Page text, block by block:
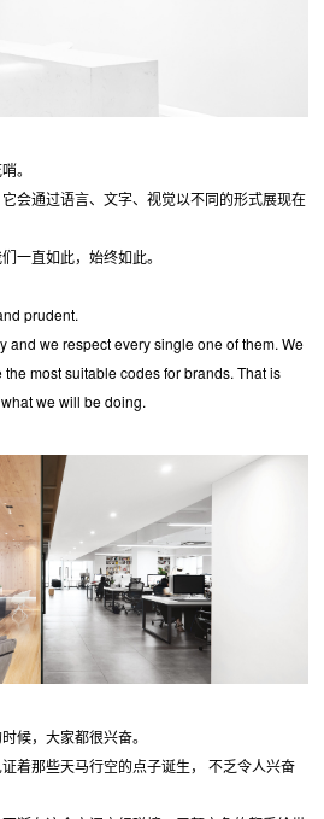
。
会通过语言、文字、视觉以不同的形式展现在
一直如此，始终如此。
prudent.
and we respect every single one of them. We
most suitable codes for brands. That is
we will be doing.
候，大家都很兴奋。
着那些天马行空的点子诞生， 不乏令人兴奋